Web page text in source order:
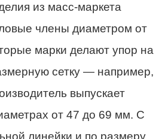
из масс-маркета
члены диаметром от
марки делают упор на
сетку — например,
выпускает
от 47 до 69 мм. С
линейки и по размеру